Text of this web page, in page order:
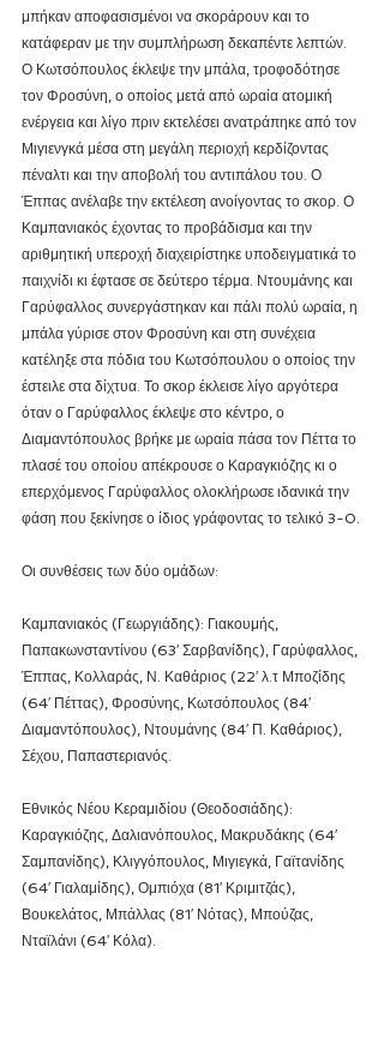
μπήκαν αποφασισμένοι να σκοράρουν και το
κατάφεραν με την συμπλήρωση δεκαπέντε λεπτών.
Ο Κωτσόπουλος έκλεψε την μπάλα, τροφοδότησε
τον Φροσύνη, ο οποίος μετά από ωραία ατομική
ενέργεια και λίγο πριν εκτελέσει ανατράπηκε από τον
Μιγιενγκά μέσα στη μεγάλη περιοχή κερδίζοντας
πέναλτι και την αποβολή του αντιπάλου του. Ο
Έππας ανέλαβε την εκτέλεση ανοίγοντας το σκορ. Ο
Καμπανιακός έχοντας το προβάδισμα και την
αριθμητική υπεροχή διαχειρίστηκε υποδειγματικά το
παιχνίδι κι έφτασε σε δεύτερο τέρμα. Ντουμάνης και
Γαρύφαλλος συνεργάστηκαν και πάλι πολύ ωραία, η
μπάλα γύρισε στον Φροσύνη και στη συνέχεια
κατέληξε στα πόδια του Κωτσόπουλου ο οποίος την
έστειλε στα δίχτυα. Το σκορ έκλεισε λίγο αργότερα
όταν ο Γαρύφαλλος έκλεψε στο κέντρο, ο
Διαμαντόπουλος βρήκε με ωραία πάσα τον Πέττα το
πλασέ του οποίου απέκρουσε ο Καραγκιόζης κι ο
επερχόμενος Γαρύφαλλος ολοκλήρωσε ιδανικά την
φάση που ξεκίνησε ο ίδιος γράφοντας το τελικό 3-0.
Οι συνθέσεις των δύο ομάδων:
Καμπανιακός (Γεωργιάδης): Γιακουμής,
Παπακωνσταντίνου (63′ Σαρβανίδης), Γαρύφαλλος,
Έππας, Κολλαράς, Ν. Καθάριος (22′ λ.τ Μποζίδης
(64′ Πέττας), Φροσύνης, Κωτσόπουλος (84′
Διαμαντόπουλος), Ντουμάνης (84′ Π. Καθάριος),
Σέχου, Παπαστεριανός.
Εθνικός Νέου Κεραμιδίου (Θεοδοσιάδης):
Καραγκιόζης, Δαλιανόπουλος, Μακρυδάκης (64′
Σαμπανίδης), Κλιγγόπουλος, Μιγιεγκά, Γαϊτανίδης
(64′ Γιαλαμίδης), Ομπιόχα (81′ Κριμιτζάς),
Βουκελάτος, Μπάλλας (81′ Νότας), Μπούζας,
Νταϊλάνι (64′ Κόλα).